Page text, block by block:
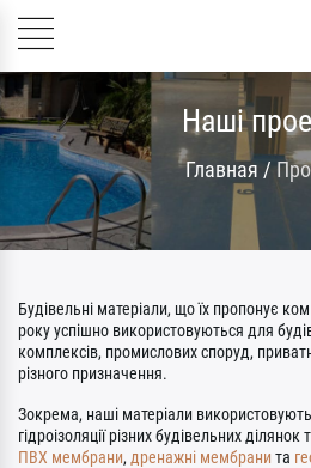
Наші
Главная /
Будівельні матеріали, що їх пропонує
року успішно використовуються для
комплексів, промислових споруд,
різного призначення.
Зокрема, наші матеріали
гідроізоляції різних будівельних
ПВХ мембрани, дренажні мембрани та